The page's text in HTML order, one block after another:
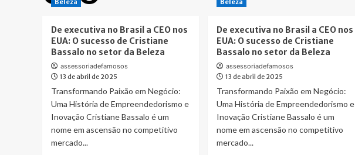
Beleza
De executiva no Brasil a CEO nos
EUA: O sucesso de Cristiane
Bassalo no setor da Beleza
assessoriadefamosos
13 de abril de 2025
Transformando Paixão em Negócio:
Uma História de Empreendedorismo e
Inovação Cristiane Bassalo é um
nome em ascensão no competitivo
mercado...
Beleza
De executiva no Brasil a CEO nos
EUA: O sucesso de Cristiane
Bassalo no setor da Beleza
assessoriadefamosos
13 de abril de 2025
Transformando Paixão em Negócio:
Uma História de Empreendedorismo e
Inovação Cristiane Bassalo é um
nome em ascensão no competitivo
mercado...